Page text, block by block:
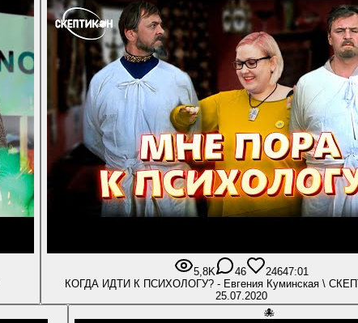
5,8K 46 24647:01
КОГДА ИДТИ К ПСИХОЛОГУ? - Евгения Куминская \
25.07.2020
🐙